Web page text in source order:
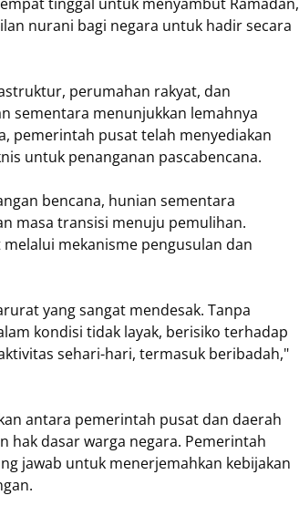
nurani bagi negara untuk hadir secara
perumahan rakyat, dan
sementara menunjukkan lemahnya
pemerintah pusat telah menyediakan
untuk penanganan pascabencana.
bencana, hunian sementara
masa transisi menuju pemulihan.
mekanisme pengusulan dan
yang sangat mendesak. Tanpa
kondisi tidak layak, berisiko terhadap
sehari-hari, termasuk beribadah,"
antara pemerintah pusat dan daerah
hak dasar warga negara. Pemerintah
jawab untuk menerjemahkan kebijakan